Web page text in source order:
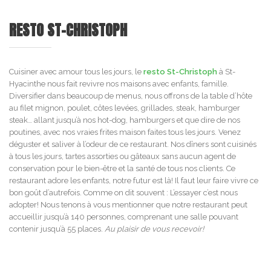
RESTO ST-CHRISTOPH
Cuisiner avec amour tous les jours, le resto St-Christoph à St-
Hyacinthe nous fait revivre nos maisons avec enfants, famille.
Diversifier dans beaucoup de menus, nous offrons de la table d’hôte
au filet mignon, poulet, côtes levées, grillades, steak, hamburger
steak… allant jusqu’à nos hot-dog, hamburgers et que dire de nos
poutines, avec nos vraies frites maison faites tous les jours. Venez
déguster et saliver à l’odeur de ce restaurant. Nos dîners sont cuisinés
à tous les jours, tartes assorties ou gâteaux sans aucun agent de
conservation pour le bien-être et la santé de tous nos clients. Ce
restaurant adore les enfants, notre futur est là! Il faut leur faire vivre ce
bon goût d’autrefois. Comme on dit souvent : L’essayer c’est nous
adopter! Nous tenons à vous mentionner que notre restaurant peut
accueillir jusqu’à 140 personnes, comprenant une salle pouvant
contenir jusqu’à 55 places. Au plaisir de vous recevoir!